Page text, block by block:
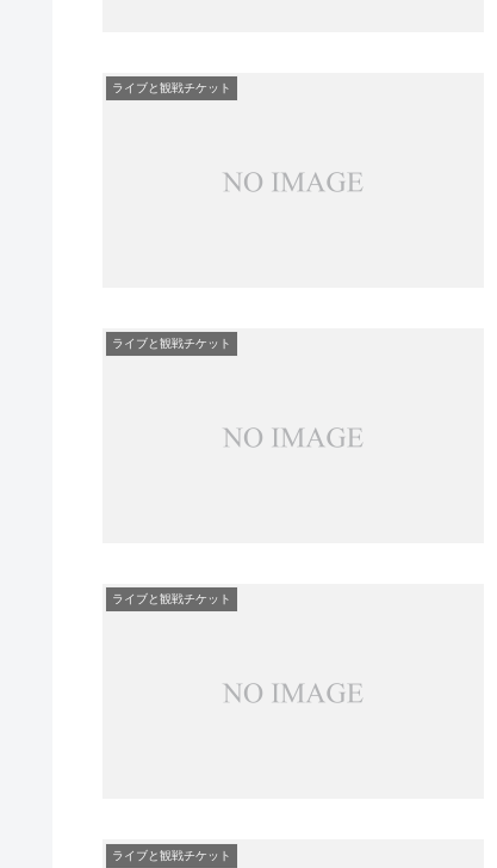
ライブと観戦チケット
ライブと観戦チケット
ライブと観戦チケット
ライブと観戦チケット